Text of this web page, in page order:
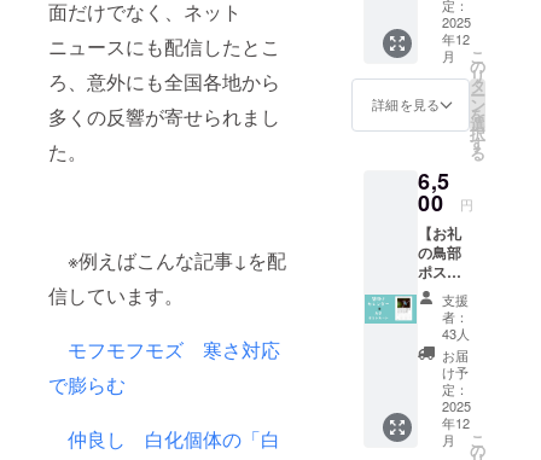
面だけでなく、ネット
ニュースにも配信したとこ
ろ、意外にも全国各地から
多くの反響が寄せられまし
た。
※例えばこんな記事↓を配
信しています。
モフモフモズ 寒さ対応
で膨らむ
仲良し 白化個体の「白
冊）と
ボール
ペン
（１
本）を
お送り
感謝の
気持ち
を込め
て、お
礼の
メッ
セージ
た鳥部
ポスト
カード
と、丹
波新聞
鳥部卓
上カレ
ンダー
2026（
182mm
×128m
m）を
お送り
しま
す。
定：
2025
年12
月
詳細を見る
こ
の
リ
タ
ー
ン
を
選
択
す
る
6,5
00 円
【お礼
の鳥部
ポスト
カード
と鳥部
壁掛け
カレン
ダー
2026】
感謝の
気持ち
を込め
支援
者：
43人
お届
け予
定：
2025
年12
月
こ
の